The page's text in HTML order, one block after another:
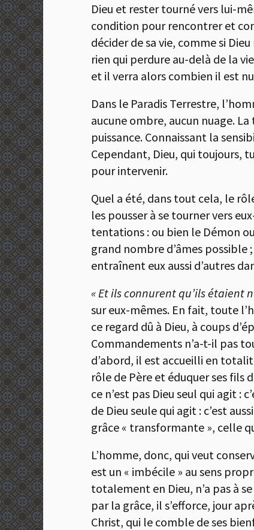
Dieu et rester tourné vers lui-
condition pour rencontrer et
décider de sa vie, comme si
rien qui perdure au-delà de la
et il verra alors combien il est
Dans le Paradis Terrestre,
aucune ombre, aucun nuage.
puissance. Connaissant la
Cependant, Dieu, qui toujours,
pour intervenir.
Quel a été, dans tout cela, le
les pousser à se tourner vers
tentations : ou bien le Démon
grand nombre d’âmes possible
entraînent eux aussi d’autres
« Et ils connurent qu’ils étaient
sur eux-mêmes. En fait, toute
ce regard dû à Dieu, à coups
Commandements n’a-t-il pas
d’abord, il est accueilli en
rôle de Père et éduquer ses fils
ce n’est pas Dieu seul qui agit :
de Dieu seule qui agit : c’est
grâce « transformante », celle
L’homme, donc, qui veut
est un « imbécile » au sens
totalement en Dieu, n’a pas à
par la grâce, il s’efforce, jour
Christ, qui le comble de ses